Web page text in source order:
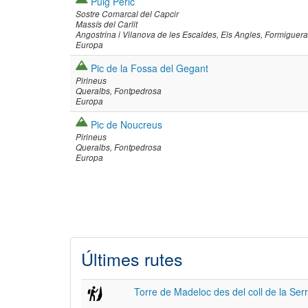
Sostre Comarcal del Capcir
Massís del Carlit
Angostrina i Vilanova de les Escaldes Els Angles Formiguera
Europa
Pic de la Fossa del Gegant
Pirineus
Queralbs Fontpedrosa
Europa
Pic de Noucreus
Pirineus
Queralbs Fontpedrosa
Europa
Últimes rutes
Torre de Madeloc des del coll de la